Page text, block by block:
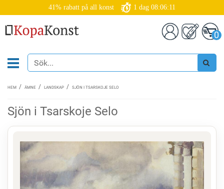
41% rabatt på all konst 1 dag 08:06:11
0
HEM ÄMNE LANDSKAP SJÖN I TSARSKOJE SELO
Sjön i Tsarskoje Selo